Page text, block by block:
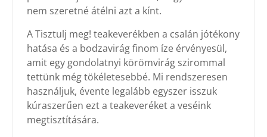
nem szeretné átélni azt a kínt.
A Tisztulj meg! teakeverékben a csalán jótékony
hatása és a bodzavirág finom íze érvényesül,
amit egy gondolatnyi körömvirág szirommal
tettünk még tökéletesebbé. Mi rendszeresen
használjuk, évente legalább egyszer isszuk
kúraszerűen ezt a teakeveréket a veséink
megtisztítására.